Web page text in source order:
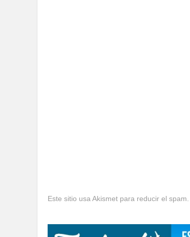
Este sitio usa Akismet para reducir el spam.